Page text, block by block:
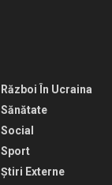
Război În Ucraina
Sănătate
Social
Sport
Știri Externe